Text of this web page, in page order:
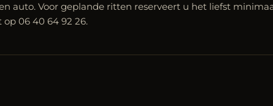
auto. Voor geplande ritten reserveert u het liefst
06 40 64 92 26.